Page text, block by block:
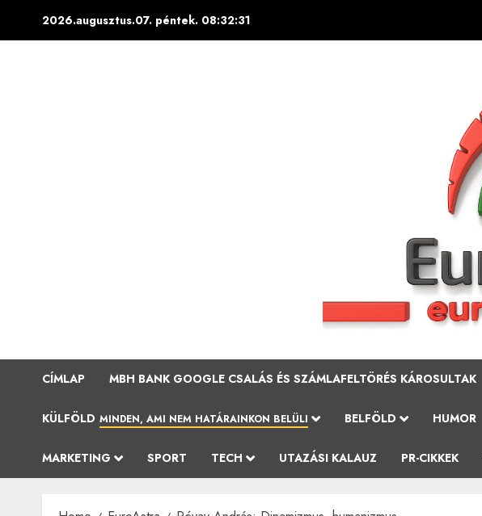
2026.augusztus.07. péntek. 08:32:32
CÍMLAP MBH BANK GOOGLE CSALÁS ÉS SZÁMLAFELTÖRÉS KÁROSULTAK
KÜLFÖLD MINDEN, AMI NEM HATÁRAINKON BELÜLI BELFÖLD HUMOR
MARKETING SPORT TECH UTAZÁSI KALAUZ PR-CIKKEK